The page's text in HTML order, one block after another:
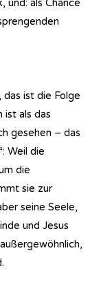
und: als Chance
ist die Folge
ist als das
gesehen – das
Weil die
die
sie zur
seine Seele,
und Jesus